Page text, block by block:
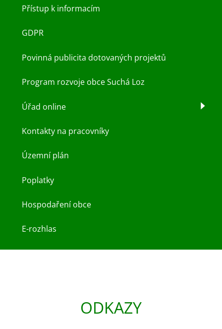
Přístup k informacím
GDPR
Povinná publicita dotovaných projektů
Program rozvoje obce Suchá Loz
Úřad online
Kontakty na pracovníky
Územní plán
Poplatky
Hospodaření obce
E-rozhlas
ODKAZY